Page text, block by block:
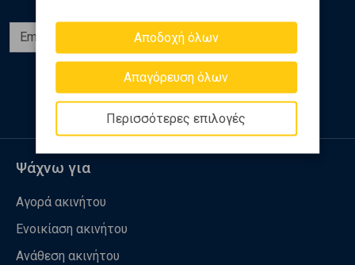
Αποδοχή όλων
Απαγόρευση όλων
Περισσότερες επιλογές
Εγγραφή
Ακολουθήστε μας
Ψάχνω για
Αγορά ακινήτου
Ενοικίαση ακινήτου
Ανάθεση ακινήτου